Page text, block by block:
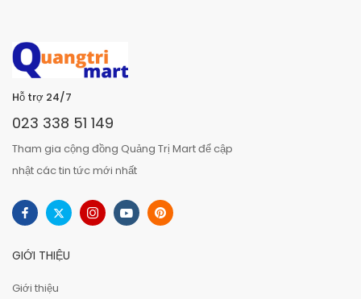
Hỗ trợ 24/7
023 338 51 149
Tham gia cộng đồng Quảng Trị Mart để cập
nhật các tin tức mới nhất
GIỚI THIỆU
Giới thiệu